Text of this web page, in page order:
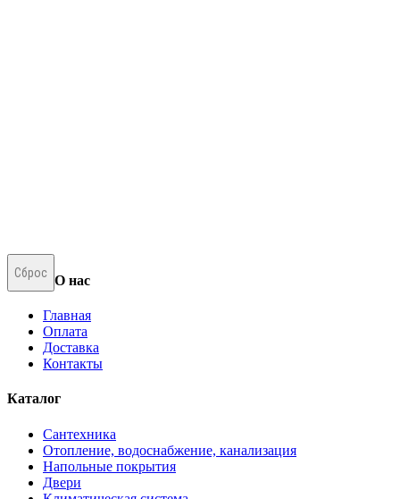
Сброс
О нас
Главная
Оплата
Доставка
Контакты
Каталог
Сантехника
Отопление, водоснабжение, канализация
Напольные покрытия
Двери